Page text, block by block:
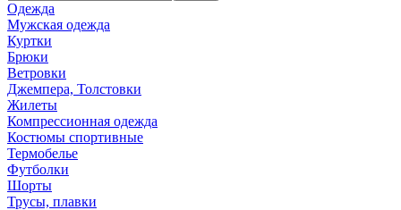
Одежда
Мужская одежда
Куртки
Брюки
Ветровки
Джемпера, Толстовки
Жилеты
Компрессионная одежда
Костюмы спортивные
Термобелье
Футболки
Шорты
Трусы, плавки